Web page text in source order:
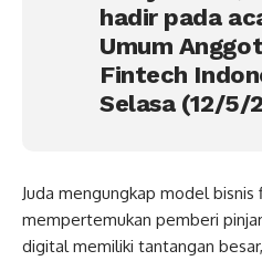
hadir pada
Umum
Fintech
Selasa (12/5/
Juda mengungkap model bisnis
mempertemukan pemberi
digital memiliki tantangan